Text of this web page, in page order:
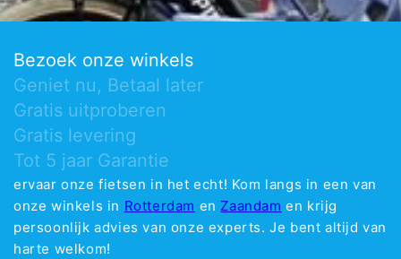
Bezoek onze winkels
Geniet nu, Betaal later
Gratis uitproberen
Gratis levering
Tot 5 jaar Garantie
ervaar onze fietsen in het echt! Kom langs in een van
onze winkels in Rotterdam en Zaandam en krijg
persoonlijk advies van onze experts. Je bent altijd van
harte welkom!